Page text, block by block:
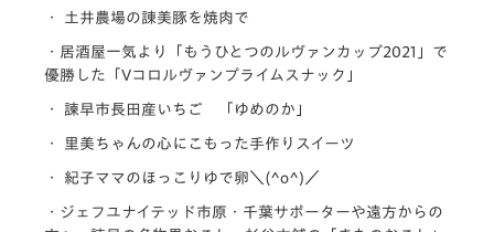
・ 土井農場の諌美豚を焼肉で
・居酒屋一気より「もうひとつのルヴァンカップ2021」で
優勝した「Vコロルヴァンプライムスナック」
・ 諫早市長田産いちご 「ゆめのか」
・ 里美ちゃんの心にこもった手作りスイーツ
・ 紀子ママのほっこりゆで卵＼(^o^)／
・ジェフユナイテッド市原・千葉サポーターや遠方からの